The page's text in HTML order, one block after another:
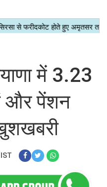
में 3.23
और पेंशन